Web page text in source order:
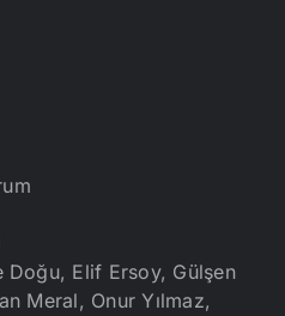
Doğu, Elif Ersoy, Gülşen
Meral, Onur Yılmaz,